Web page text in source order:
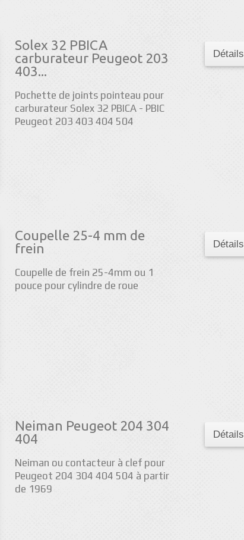
Solex 32 PBICA
carburateur Peugeot 203
403...
Pochette de joints pointeau pour
carburateur Solex 32 PBICA - PBIC
Peugeot 203 403 404 504
Détails
Coupelle 25-4 mm de
frein
Coupelle de frein 25-4mm ou 1
pouce pour cylindre de roue
Détails
Neiman Peugeot 204 304
404
Neiman ou contacteur à clef pour
Peugeot 204 304 404 504 à partir
de 1969
Détails